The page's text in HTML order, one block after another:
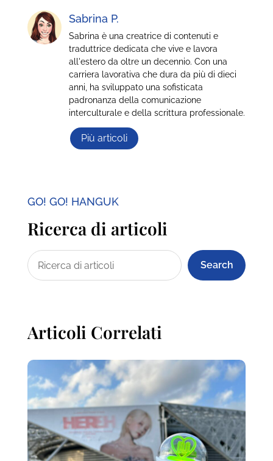
Sabrina P.
Sabrina è una creatrice di contenuti e
traduttrice dedicata che vive e lavora
all'estero da oltre un decennio. Con una
carriera lavorativa che dura da più di dieci
anni, ha sviluppato una sofisticata
padronanza della comunicazione
interculturale e della scrittura professionale.
Più articoli
GO! GO! HANGUK
Ricerca di articoli
Search
Articoli Correlati